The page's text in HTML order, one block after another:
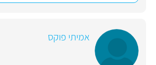
אמיתי פוקס